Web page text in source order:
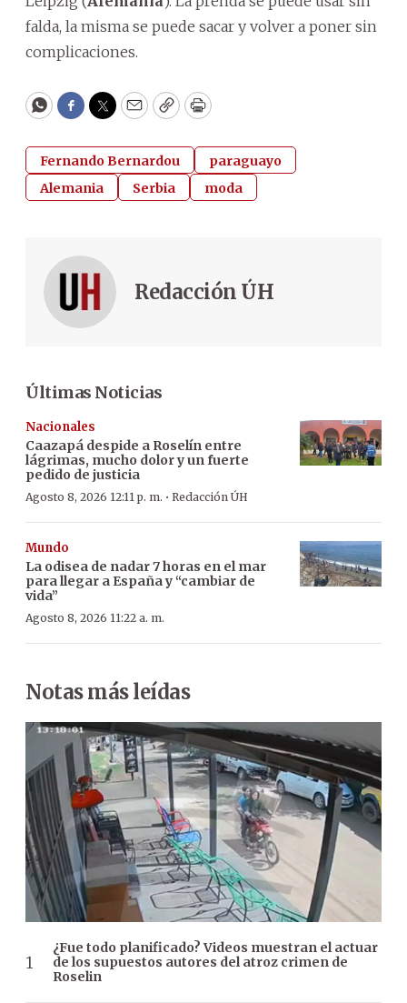
falda, la misma se puede sacar y volver a poner sin
complicaciones.
WhatsApp
Facebook
Twitter
EmailCopyPrint
Fernando Bernardou
paraguayo
Alemania
Serbia moda
Redacción ÚH
Últimas Noticias
Nacionales
Caazapá despide a Roselín entre
lágrimas, mucho dolor y un fuerte
pedido de justicia
Agosto 8, 2026 12:11 p. m. · Redacción ÚH
Mundo
La odisea de nadar 7 horas en el mar
para llegar a España y “cambiar de
vida”
Agosto 8, 2026 11:22 a. m.
Notas más leídas
¿Fue todo planificado? Videos muestran el actuar
de los supuestos autores del atroz crimen de
Roselin